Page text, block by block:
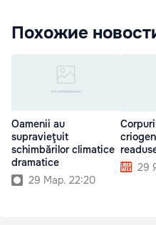
Похожие
Oamenii au
supravieţuit
schimbărilor climatice
dramatice
29 Мар. 22:20
29